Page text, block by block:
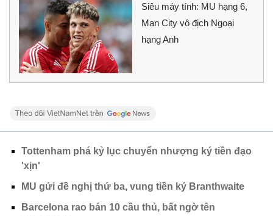
Siêu máy tính: MU hạng 6,
Man City vô địch Ngoại
hạng Anh
Tottenham phá kỷ lục chuyển nhượng ký tiền đạo
'xịn'
MU gửi đề nghị thứ ba, vung tiền ký Branthwaite
Barcelona rao bán 10 cầu thủ, bất ngờ tên